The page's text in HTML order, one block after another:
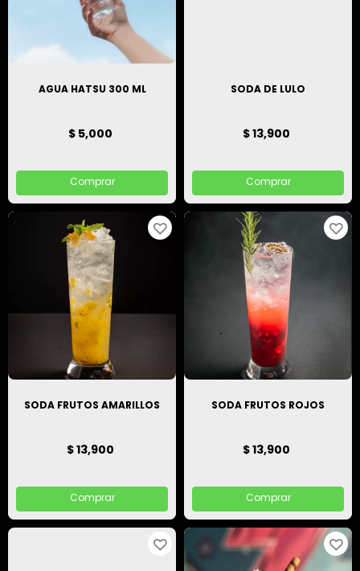
AGUA HATSU 300 ML
$ 5,000
Comprar
SODA DE LULO
$ 13,900
Comprar
SODA FRUTOS AMARILLOS
$ 13,900
Comprar
SODA FRUTOS ROJOS
$ 13,900
Comprar